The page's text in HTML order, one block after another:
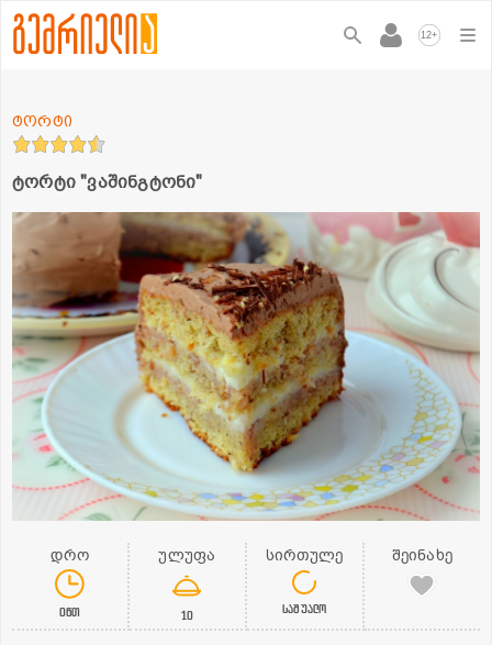
12+
ტორტი "ვაშინგტონი"
ტორტი
დრო
0წთ
ულუფა
10
სირთულე
საშუალო
შეინახე